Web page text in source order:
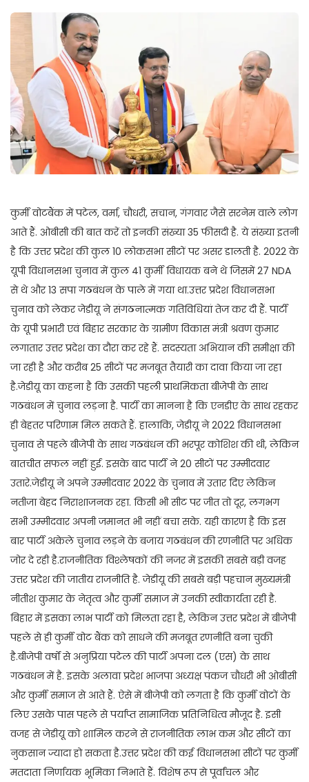
कुर्मी वोटबैंक में पटेल, वर्मा, चौधरी, सचान, गंगवार जैसे सरनेम वाले लोग
आते हैं. ओबीसी की बात करें तो इनकी संख्या 35 फीसदी है. ये संख्या इतनी
है कि उत्तर प्रदेश की कुल 10 लोकसभा सीटों पर असर डालती है. 2022 के
यूपी विधानसभा चुनाव में कुल 41 कुर्मी विधायक बने थे जिसमें 27 NDA
से थे और 13 सपा गठबंधन के पाले में गया था.उत्तर प्रदेश विधानसभा
चुनाव को लेकर जेडीयू ने संगठनात्मक गतिविधियां तेज कर दी हैं. पार्टी
के यूपी प्रभारी एवं बिहार सरकार के ग्रामीण विकास मंत्री श्रवण कुमार
लगातार उत्तर प्रदेश का दौरा कर रहे हैं. सदस्यता अभियान की समीक्षा की
जा रही है और करीब 25 सीटों पर मजबूत तैयारी का दावा किया जा रहा
है.जेडीयू का कहना है कि उसकी पहली प्राथमिकता बीजेपी के साथ
गठबंधन में चुनाव लड़ना है. पार्टी का मानना है कि एनडीए के साथ रहकर
ही बेहतर परिणाम मिल सकते हैं. हालाकि, जेडीयू ने 2022 विधानसभा
चुनाव से पहले बीजेपी के साथ गठबंधन की भरपूर कोशिश की थी, लेकिन
बातचीत सफल नहीं हुई. इसके बाद पार्टी ने 20 सीटों पर उम्मीदवार
उतारे.जेडीयू ने अपने उम्मीदवार 2022 के चुनाव में उतार दिए लेकिन
नतीजा बेहद निराशाजनक रहा. किसी भी सीट पर जीत तो दूर, लगभग
सभी उम्मीदवार अपनी जमानत भी नहीं बचा सके. यही कारण है कि इस
बार पार्टी अकेले चुनाव लड़ने के बजाय गठबंधन की रणनीति पर अधिक
जोर दे रही है.राजनीतिक विश्लेषकों की नजर में इसकी सबसे बड़ी वजह
उत्तर प्रदेश की जातीय राजनीति है. जेडीयू की सबसे बड़ी पहचान मुख्यमंत्री
नीतीश कुमार के नेतृत्व और कुर्मी समाज में उनकी स्वीकार्यता रही है.
बिहार में इसका लाभ पार्टी को मिलता रहा है, लेकिन उत्तर प्रदेश में बीजेपी
पहले से ही कुर्मी वोट बैंक को साधने की मजबूत रणनीति बना चुकी
है.बीजेपी वर्षों से अनुप्रिया पटेल की पार्टी अपना दल (एस) के साथ
गठबंधन में है. इसके अलावा प्रदेश भाजपा अध्यक्ष पंकज चौधरी भी ओबीसी
और कुर्मी समाज से आते हैं. ऐसे में बीजेपी को लगता है कि कुर्मी वोटों के
लिए उसके पास पहले से पर्याप्त सामाजिक प्रतिनिधित्व मौजूद है. इसी
वजह से जेडीयू को शामिल करने से राजनीतिक लाभ कम और सीटों का
नुकसान ज्यादा हो सकता है.उत्तर प्रदेश की कई विधानसभा सीटों पर कुर्मी
मतदाता निर्णायक भूमिका निभाते हैं. विशेष रूप से पूर्वांचल और